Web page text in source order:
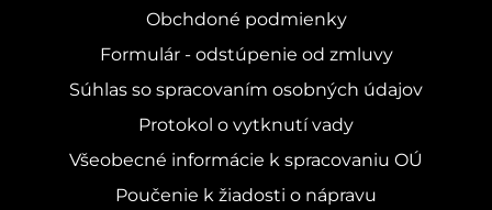
Obchdoné podmienky
Formulár - odstúpenie od zmluvy
Súhlas so spracovaním osobných údajov
Protokol o vytknutí vady
Všeobecné informácie k spracovaniu OÚ
Poučenie k žiadosti o nápravu